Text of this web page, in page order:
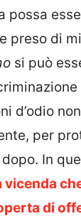
possa
preso di
si può
d’odio
per
In
vicenda
di